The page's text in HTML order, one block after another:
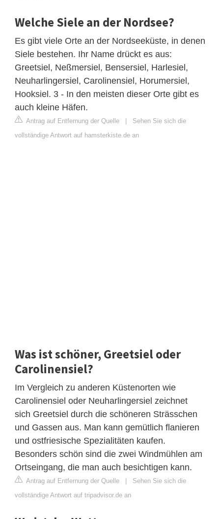
Welche Siele an der Nordsee?
Es gibt viele Orte an der Nordseeküste, in denen
Siele bestehen. Ihr Name drückt es aus:
Greetsiel, Neßmersiel, Bensersiel, Harlesiel,
Neuharlingersiel, Carolinensiel, Horumersiel,
Hooksiel. 3 - In den meisten dieser Orte gibt es
auch kleine Häfen.
Antrag auf Entfernung der Quelle
Sehen Sie sich die
vollständige Antwort auf hamsterkiste.de an
Was ist schöner, Greetsiel oder
Carolinensiel?
Im Vergleich zu anderen Küstenorten wie
Carolinensiel oder Neuharlingersiel zeichnet
sich Greetsiel durch die schöneren Strässchen
und Gassen aus. Man kann gemütlich flanieren
und ostfriesische Spezialitäten kaufen.
Besonders schön sind die zwei Windmühlen am
Ortseingang, die man auch besichtigen kann.
Antrag auf Entfernung der Quelle
Sehen Sie sich die
vollständige Antwort auf tripadvisor.de an